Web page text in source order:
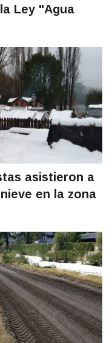
Ley "Agua
asistieron a
en la zona